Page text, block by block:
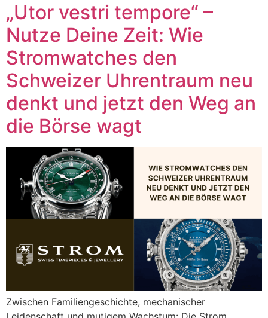
„Utor vestri tempore“ –
Nutze Deine Zeit: Wie
Stromwatches den
Schweizer Uhrentraum neu
denkt und jetzt den Weg an
die Börse wagt
Zwischen Familiengeschichte, mechanischer